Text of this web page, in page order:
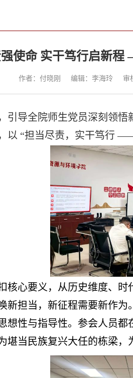
使命 实干笃行启新
作者：付晓刚 编辑：李海玲 审
引导全院师生党员深刻领
以 “担当尽责，实干笃行
核心要义，从历史维度、
新担当，新征程需要新作
想性与指导性。参会人员
当民族复兴大任的栋梁，